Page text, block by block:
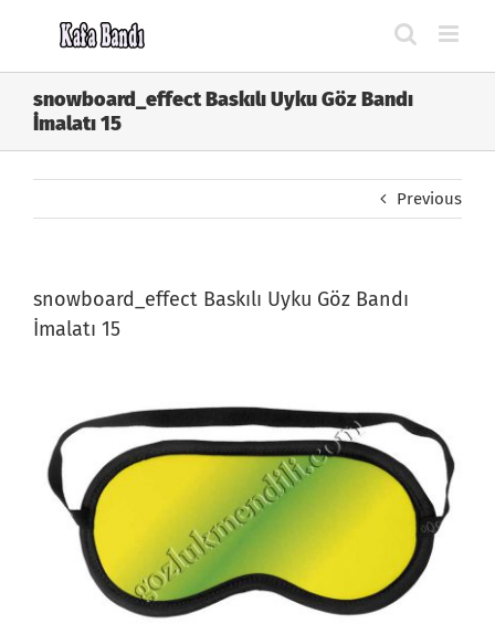
snowboard_effect Baskılı Uyku Göz Bandı
İmalatı 15
Previous
snowboard_effect Baskılı Uyku Göz Bandı
İmalatı 15